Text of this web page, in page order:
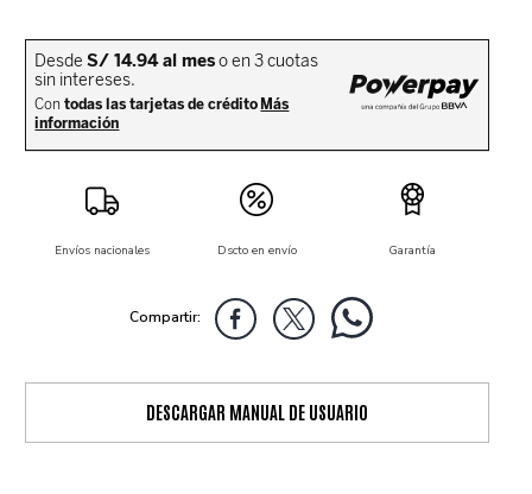
Envíos nacionales Dscto en envío Garantía
DESCARGAR MANUAL DE USUARIO